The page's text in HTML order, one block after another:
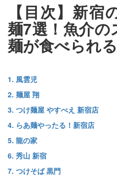
【目次】新宿
麺7選！魚介の
麺が食べられ
1. 風雲児
2. 麺屋 翔
3. つけ麺屋 やすべえ 新宿店
4. らあ麺やったる！新宿店
5. 龍の家
6. 秀山 新宿
7. つけそば 黒門